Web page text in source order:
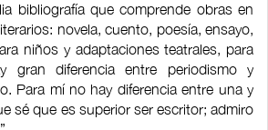
bibliografía que comprende obras en
novela, cuento, poesía, ensayo,
niños y adaptaciones teatrales, para
gran diferencia entre periodismo y
Para mí no hay diferencia entre una y
sé que es superior ser escritor; admiro